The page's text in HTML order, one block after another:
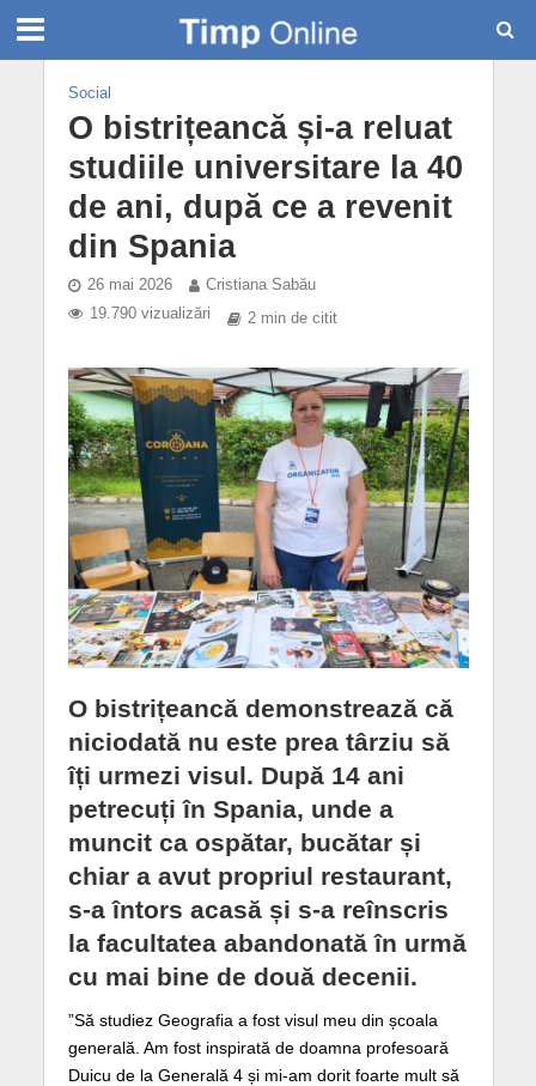
Social
O bistrițeancă și-a reluat
studiile universitare la 40
de ani, după ce a revenit
din Spania
26 mai 2026
Cristiana Sabău
19.790 vizualizări
2 min de citit
O bistrițeancă demonstrează că
niciodată nu este prea târziu să
îți urmezi visul. După 14 ani
petrecuți în Spania, unde a
muncit ca ospătar, bucătar și
chiar a avut propriul restaurant,
s-a întors acasă și s-a reînscris
la facultatea abandonată în urmă
cu mai bine de două decenii.
”Să studiez Geografia a fost visul meu din școala
generală. Am fost inspirată de doamna profesoară
Duicu de la Generală 4 și mi-am dorit foarte mult să